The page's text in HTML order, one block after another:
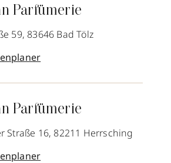
Parfümerie
59, 83646 Bad Tölz
Parfümerie
Straße 16, 82211 Herrsching